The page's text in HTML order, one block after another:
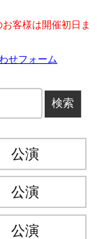
客様は開催初日ま
せフォーム
公演
公演
公演